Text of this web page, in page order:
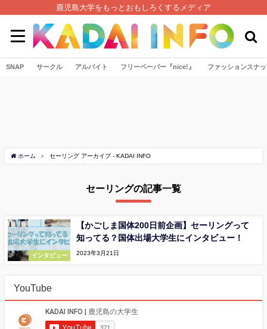
鹿児島大学をもっとおもしろくするメディア
SNAP サークル アルバイト フリーペーパー『nice!』 ファッションスナ
ホーム セーリング アーカイブ - KADAI INFO
セーリングの記事一覧
インタビュー
【かごしま国体200日前企画】セーリングって
知ってる？国体出場大学生にインタビュー！
2023年3月21日
YouTube